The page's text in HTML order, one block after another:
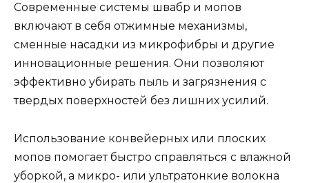
Современные системы швабр и мопов
включают в себя отжимные механизмы,
сменные насадки из микрофибры и другие
инновационные решения. Они позволяют
эффективно убирать пыль и загрязнения с
твердых поверхностей без лишних усилий.
Использование конвейерных или плоских
мопов помогает быстро справляться с влажной
уборкой, а микро- или ультратонкие волокна